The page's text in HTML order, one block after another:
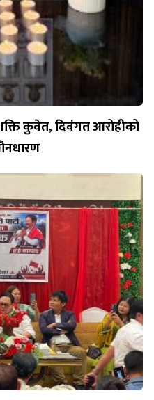
कुवेत, दिवंगत आरोहीको